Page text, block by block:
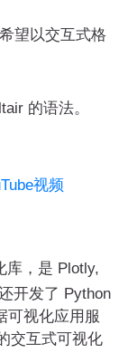
望以交互式格
的语法。
视频
库，是 Plotly,
开发了 Python
可视化应用服
交互式可视化